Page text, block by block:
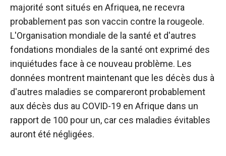
majorité sont situés en Afriquea, ne recevra
probablement pas son vaccin contre la rougeole.
L'Organisation mondiale de la santé et d'autres
fondations mondiales de la santé ont exprimé des
inquiétudes face à ce nouveau problème. Les
données montrent maintenant que les décès dus à
d'autres maladies se compareront probablement
aux décès dus au COVID-19 en Afrique dans un
rapport de 100 pour un, car ces maladies évitables
auront été négligées.